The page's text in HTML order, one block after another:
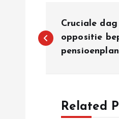
o
Cruciale
oppositie
Related